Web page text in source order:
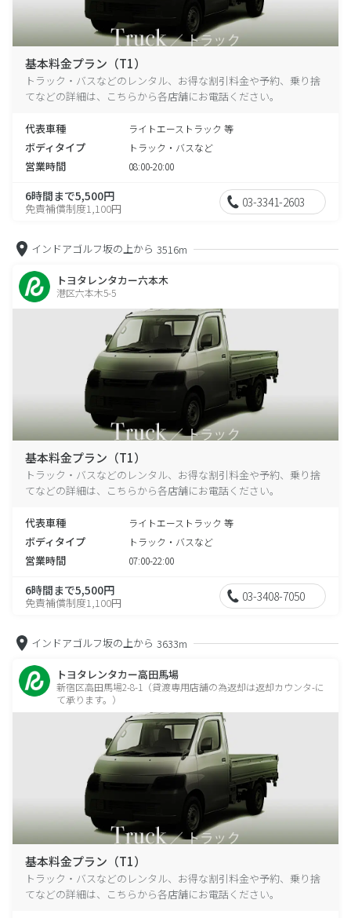
基本料金プラン（T1）
トラック・バスなどのレンタル、お得な割引料金や予約、乗り捨
てなどの詳細は、こちらから各店舗にお電話ください。
代表車種 ライトエーストラック 等
ボディタイプ トラック・バスなど
営業時間 08:00-20:00
6時間まで5,500円
免責補償制度1,100円 03-3341-2603
インドアゴルフ坂の上から 3516m
トヨタレンタカー六本木
港区六本木5-5
基本料金プラン（T1）
トラック・バスなどのレンタル、お得な割引料金や予約、乗り捨
てなどの詳細は、こちらから各店舗にお電話ください。
代表車種 ライトエーストラック 等
ボディタイプ トラック・バスなど
営業時間 07:00-22:00
6時間まで5,500円
免責補償制度1,100円 03-3408-7050
インドアゴルフ坂の上から 3633m
トヨタレンタカー高田馬場
新宿区高田馬場2-8-1（貸渡専用店舗の為返却は返却カウンタ-に
て承ります。）
基本料金プラン（T1）
トラック・バスなどのレンタル、お得な割引料金や予約、乗り捨
てなどの詳細は、こちらから各店舗にお電話ください。